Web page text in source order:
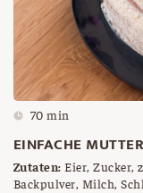
70 min
EINFACHE
Zutaten: Eier, Zucker,
Backpulver, Milch,